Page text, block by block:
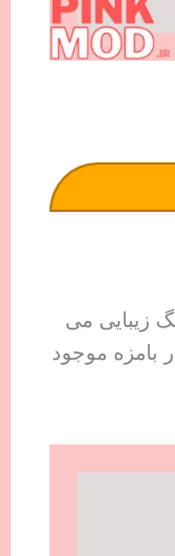
زیبایی می
دار بامزه موجود